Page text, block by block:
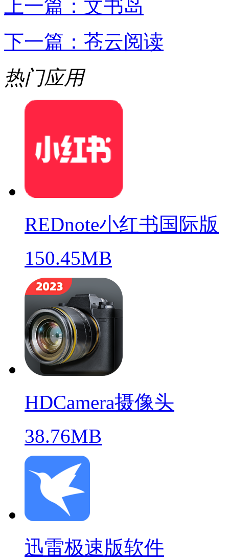
上一篇： 文书岛
下一篇： 苍云阅读
热门应用
REDnote小红书国际版
150.45MB
HDCamera摄像头
38.76MB
迅雷极速版软件